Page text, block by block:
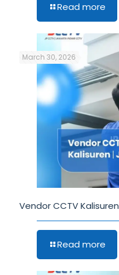
Read more
March 30, 2026
Vendor CCTV Kalisuren
Read more